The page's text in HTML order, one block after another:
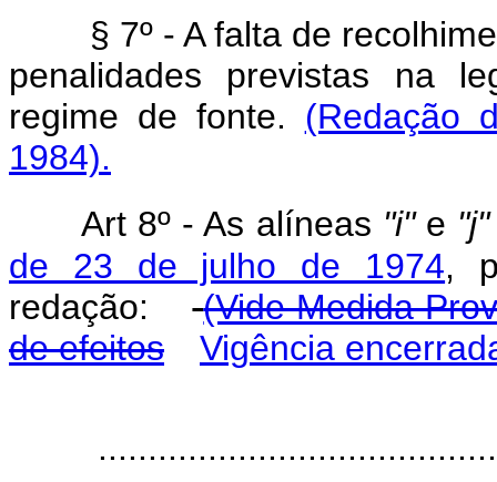
§ 7º - A falta de
penalidades previstas na
regime de fonte. (Redação
1984).
Art 8º - As alíneas "i" e "j"
de 23 de julho de 1974,
redação: (Vide Medida
de efeitos
Vigência